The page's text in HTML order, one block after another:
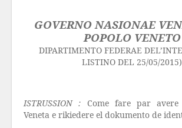
GOVERNO NASIONAE
POPOLO VENETO
DIPARTIMENTO FEDERAE
LISTINO DEL 25/05/2015)
ISTRUSSION : Come fare par avere
Veneta e rikiedere el dokumento de